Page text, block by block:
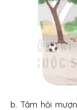
b. Tâm hỏi